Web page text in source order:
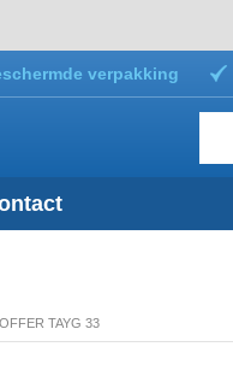
verpakking
TAYG 33